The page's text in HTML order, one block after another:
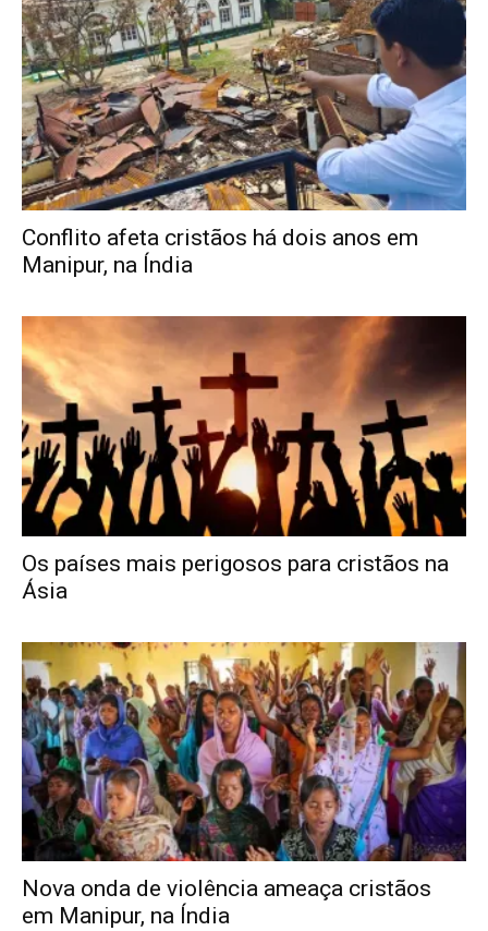
Conflito afeta cristãos há dois anos em
Manipur, na Índia
Os países mais perigosos para cristãos na
Ásia
Nova onda de violência ameaça cristãos
em Manipur, na Índia